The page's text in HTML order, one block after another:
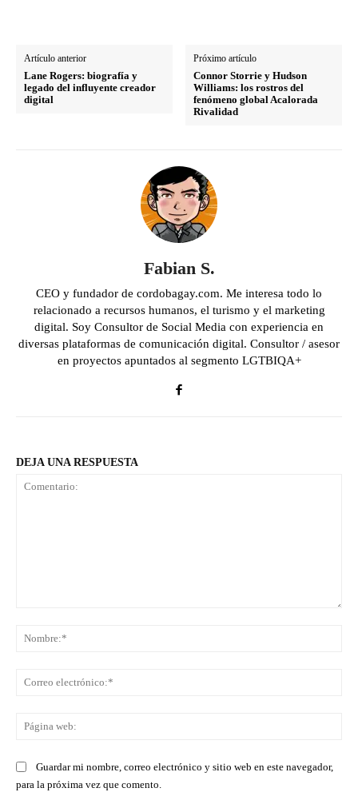
Artículo anterior
Lane Rogers: biografía y
legado del influyente creador
digital
Próximo artículo
Connor Storrie y Hudson
Williams: los rostros del
fenómeno global Acalorada
Rivalidad
Fabian S.
CEO y fundador de cordobagay.com. Me interesa todo lo
relacionado a recursos humanos, el turismo y el marketing
digital. Soy Consultor de Social Media con experiencia en
diversas plataformas de comunicación digital. Consultor / asesor
en proyectos apuntados al segmento LGTBIQA+
DEJA UNA RESPUESTA
Guardar mi nombre, correo electrónico y sitio web en este navegador,
para la próxima vez que comento.